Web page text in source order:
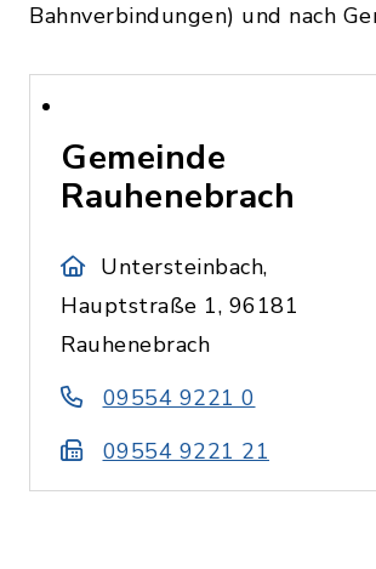
Bahnverbindungen) und nach
Gemeinde
Rauhenebrach
Untersteinbach,
Hauptstraße 1, 96181
Rauhenebrach
09554 9221 0
09554 9221 21